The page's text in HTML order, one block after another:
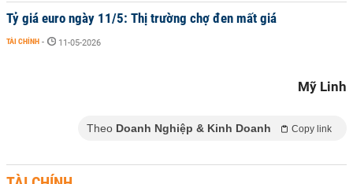
Tỷ giá euro ngày 11/5: Thị trường chợ đen mất giá
TÀI CHÍNH - 11-05-2026
Mỹ Linh
Theo Doanh Nghiệp & Kinh Doanh Copy link